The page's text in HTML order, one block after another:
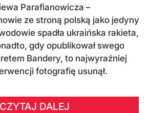
Parafianowicza –
ze stroną polską jako jedyny
spadła ukraińska rakieta,
gdy opublikował swego
Bandery, to najwyraźniej
fotografię usunął.
CZYTAJ DALEJ